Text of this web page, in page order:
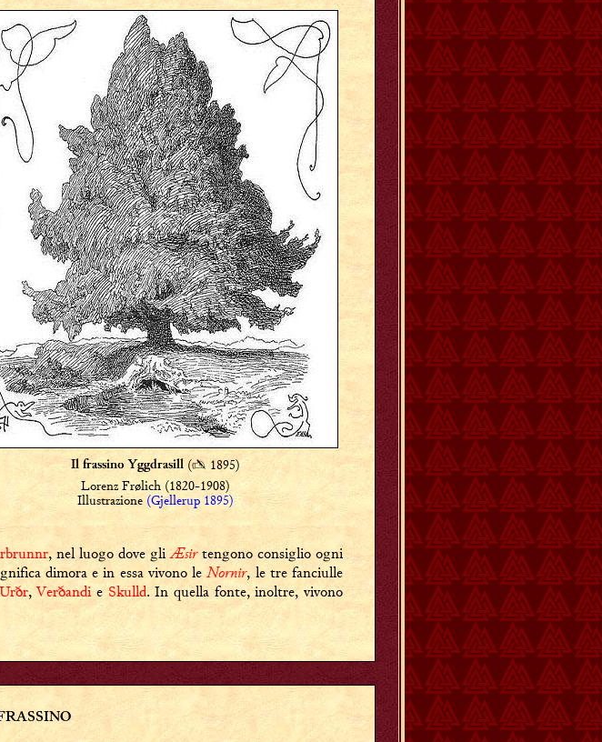
Il frassino Yggdrasill (✍1895)
Lorenz Frølich (1820-1908)
Illustrazione (Gjellerup 1895)
, nel luogo dove gliÆsirtengono consiglio ogni
dimora e in essa vivono leNornir, le tre fanciulle
Urðr,VerðandieSkulld. In quella fonte, inoltre, vivono